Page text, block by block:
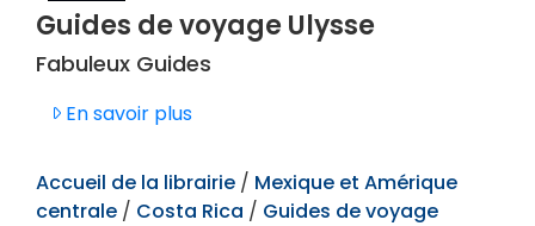
Guides de voyage Ulysse
Fabuleux Guides
En savoir plus
Accueil de la librairie / Mexique et Amérique
centrale / Costa Rica / Guides de voyage